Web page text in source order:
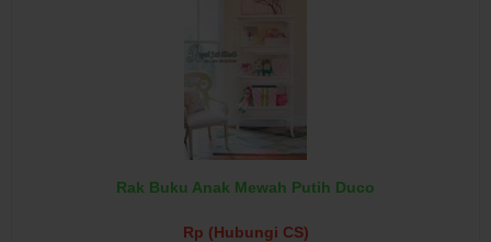
Rak Buku Anak Mewah Putih Duco
Rp (Hubungi CS)